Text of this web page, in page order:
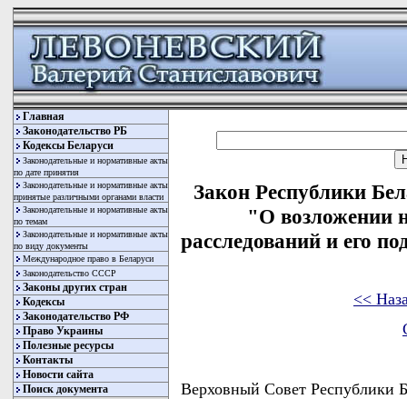
Главная
Законодательство РБ
Кодексы Беларуси
Законодательные и нормативные акты
по дате принятия
Законодательные и нормативные акты
принятые различными органами власти
Законодательные и нормативные акты
по темам
Законодательные и нормативные акты
по виду документы
Международное право в Беларуси
Законодательство СССР
Законы других стран
Кодексы
Законодательство РФ
Право Украины
Полезные ресурсы
Контакты
Новости сайта
Поиск документа
Закон Республики
"О возложении
расследований и его
<<
Верховный Совет